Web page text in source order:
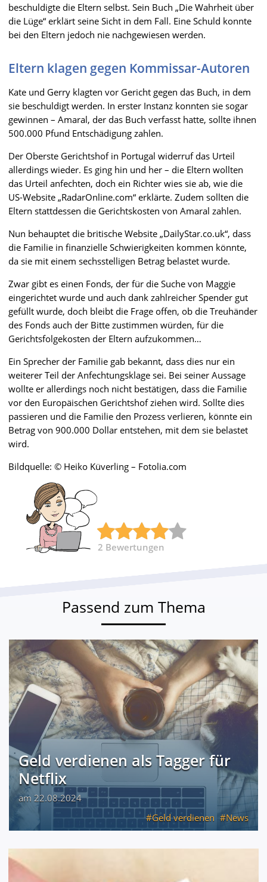
beschuldigte die Eltern selbst. Sein Buch „Die Wahrheit über
die Lüge“ erklärt seine Sicht in dem Fall. Eine Schuld konnte
bei den Eltern jedoch nie nachgewiesen werden.
Eltern klagen gegen Kommissar-Autoren
Kate und Gerry klagten vor Gericht gegen das Buch, in dem
sie beschuldigt werden. In erster Instanz konnten sie sogar
gewinnen – Amaral, der das Buch verfasst hatte, sollte ihnen
500.000 Pfund Entschädigung zahlen.
Der Oberste Gerichtshof in Portugal widerruf das Urteil
allerdings wieder. Es ging hin und her – die Eltern wollten
das Urteil anfechten, doch ein Richter wies sie ab, wie die
US-Website „RadarOnline.com“ erklärte. Zudem sollten die
Eltern stattdessen die Gerichtskosten von Amaral zahlen.
Nun behauptet die britische Website „DailyStar.co.uk“, dass
die Familie in finanzielle Schwierigkeiten kommen könnte,
da sie mit einem sechsstelligen Betrag belastet wurde.
Zwar gibt es einen Fonds, der für die Suche von Maggie
eingerichtet wurde und auch dank zahlreicher Spender gut
gefüllt wurde, doch bleibt die Frage offen, ob die Treuhänder
des Fonds auch der Bitte zustimmen würden, für die
Gerichtsfolgekosten der Eltern aufzukommen…
Ein Sprecher der Familie gab bekannt, dass dies nur ein
weiterer Teil der Anfechtungsklage sei. Bei seiner Aussage
wollte er allerdings noch nicht bestätigen, dass die Familie
vor den Europäischen Gerichtshof ziehen wird. Sollte dies
passieren und die Familie den Prozess verlieren, könnte ein
Betrag von 900.000 Dollar entstehen, mit dem sie belastet
wird.
Bildquelle: © Heiko Küverling – Fotolia.com
2 Bewertungen
Passend zum Thema
Geld verdienen als Tagger für
Netflix
am 22.08.2024
Geld verdienen
News